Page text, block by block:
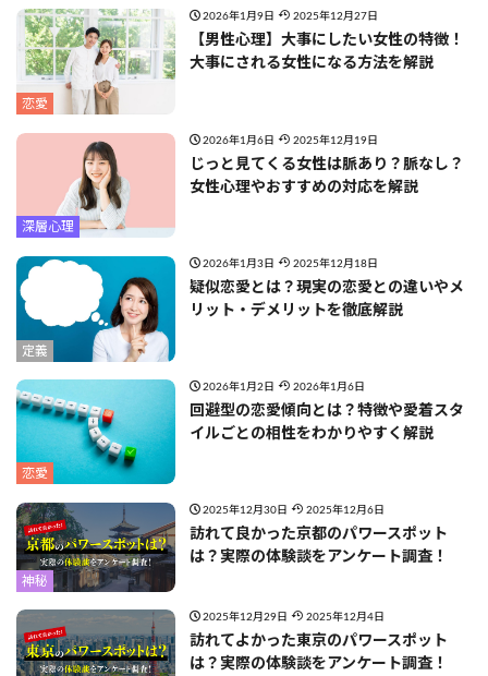
恋愛
2026年1月9日 2025年12月27日
【男性心理】大事にしたい女性の特徴！
大事にされる女性になる方法を解説
深層心理
2026年1月6日 2025年12月19日
じっと見てくる女性は脈あり？脈なし？
女性心理やおすすめの対応を解説
定義
2026年1月3日 2025年12月18日
疑似恋愛とは？現実の恋愛との違いやメ
リット・デメリットを徹底解説
恋愛
2026年1月2日 2026年1月6日
回避型の恋愛傾向とは？特徴や愛着スタ
イルごとの相性をわかりやすく解説
神秘
2025年12月30日 2025年12月6日
訪れて良かった京都のパワースポット
は？実際の体験談をアンケート調査！
2025年12月29日 2025年12月4日
訪れてよかった東京のパワースポット
は？実際の体験談をアンケート調査！